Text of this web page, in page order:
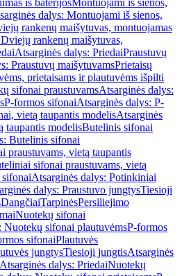
iš baterijosMontuojami iš sienos,
dalys: Montuojami iš sienos,
rankenų maišytuvas, montuojamas
rankenų maišytuvas,
Atsarginės dalys: PriedaiPraustuvų
Praustuvų maišytuvamsPrietaisų
prietaisams ir plautuvėms išpilti
sifonai praustuvamsAtsarginės dalys:
P-formos sifonaiAtsarginės dalys: P-
vietą taupantis modelisAtsarginės
taupantis modelisButelinis sifonai
Butelinis sifonai
praustuvams, vietą taupantis
sifonai praustuvams, vietą
Atsarginės dalys: Potinkiniai
dalys: Praustuvo jungtysTiesioji
DangčiaiTarpinėsPersiliejimo
Nuotekų sifonai
Nuotekų sifonai plautuvėmsP-formos
sifonaiPlautuvės
jungtysTiesioji jungtisAtsarginės
Atsarginės dalys: PriedaiNuotekų